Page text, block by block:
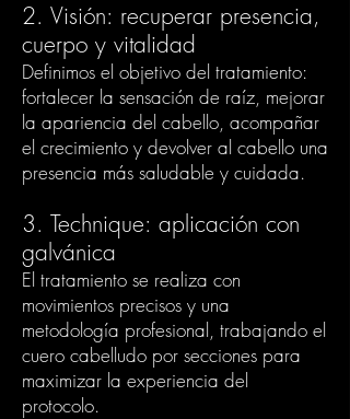
2. Visión: recuperar presencia,
cuerpo y vitalidad
Definimos el objetivo del tratamiento:
fortalecer la sensación de raíz, mejorar
la apariencia del cabello, acompañar
el crecimiento y devolver al cabello una
presencia más saludable y cuidada.
3. Technique: aplicación con
galvánica
El tratamiento se realiza con
movimientos precisos y una
metodología profesional, trabajando el
cuero cabelludo por secciones para
maximizar la experiencia del
protocolo.